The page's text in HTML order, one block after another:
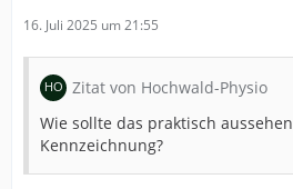
16. Juli 2025 um 21:55
Zitat von Hochwald-Physio
Wie sollte das praktisch
Kennzeichnung?